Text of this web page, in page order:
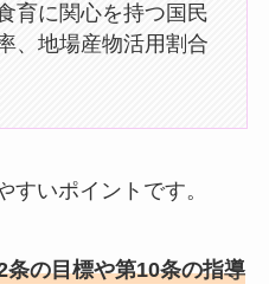
育に関心を持つ国民
、地場産物活用割合
すいポイントです。
条の目標や第10条の指導